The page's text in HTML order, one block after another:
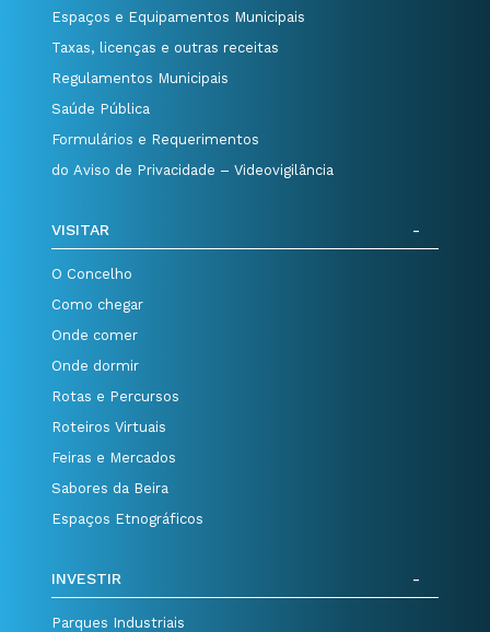
Espaços e Equipamentos Municipais
Taxas, licenças e outras receitas
Regulamentos Municipais
Saúde Pública
Formulários e Requerimentos
do Aviso de Privacidade – Videovigilância
VISITAR
O Concelho
Como chegar
Onde comer
Onde dormir
Rotas e Percursos
Roteiros Virtuais
Feiras e Mercados
Sabores da Beira
Espaços Etnográficos
INVESTIR
Parques Industriais